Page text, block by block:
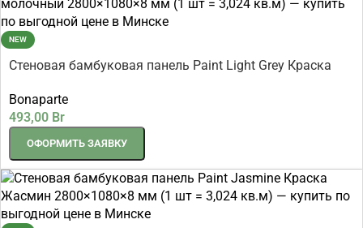
NEW
Стеновая бамбуковая панель Paint Light Grey Краска
Bonaparte
493,00 Br
ОФОРМИТЬ ЗАЯВКУ